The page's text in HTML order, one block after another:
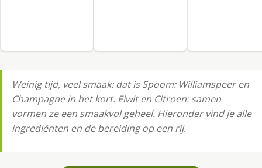
Weinig tijd, veel smaak: dat is Spoom: Williamspeer en
Champagne in het kort. Eiwit en Citroen: samen
vormen ze een smaakvol geheel. Hieronder vind je alle
ingrediënten en de bereiding op een rij.